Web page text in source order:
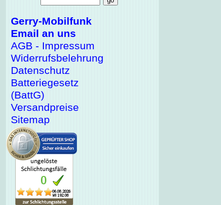
Gerry-Mobilfunk
Email an uns
AGB - Impressum
Widerrufsbelehrung
Datenschutz
Batteriegesetz
(BattG)
Versandpreise
Sitemap